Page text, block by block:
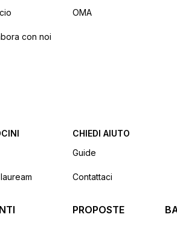
con noi
OMA
CHIEDI AIUTO
Guide
Contattaci
PROPOSTE